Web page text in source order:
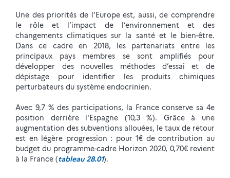
Une des priorités de l’Europe est, aussi, de comprendre
le rôle et l’impact de l’environnement et des
changements climatiques sur la santé et le bien-être.
Dans ce cadre en 2018, les partenariats entre les
principaux pays membres se sont amplifiés pour
développer des nouvelles méthodes d’essai et de
dépistage pour identifier les produits chimiques
perturbateurs du système endocrinien.
Avec 9,7 % des participations, la France conserve sa 4e
position derrière l'Espagne (10,3 %). Grâce à une
augmentation des subventions allouées, le taux de retour
est en légère progression : pour 1€ de contribution au
budget du programme-cadre Horizon 2020, 0,70€ revient
à la France (tableau 28.01).